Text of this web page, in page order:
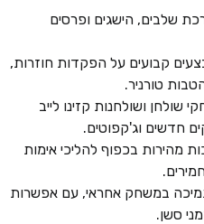
שלבים, הישגים ופרסים
קבועים על הפקדות חוזרות,
טורניר.
ושולחנות קזינו לייב
חדשים וג'קפוטים.
מהירות בכפוף להליכי אימות
במשחק אחראי, עם אפשרות
סשן.